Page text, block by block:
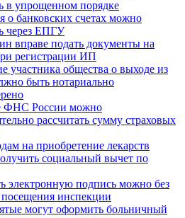
в упрощенном порядке
о банковских счетах можно
через ЕПГУ
вправе подать документы на
регистрации ИП
участника общества о выходе из
быть нотариально
ФНС России можно
рассчитать сумму страховых
на приобретение лекарств
социальный вычет по
электронную подпись можно без
инспекции
могут оформить больничный